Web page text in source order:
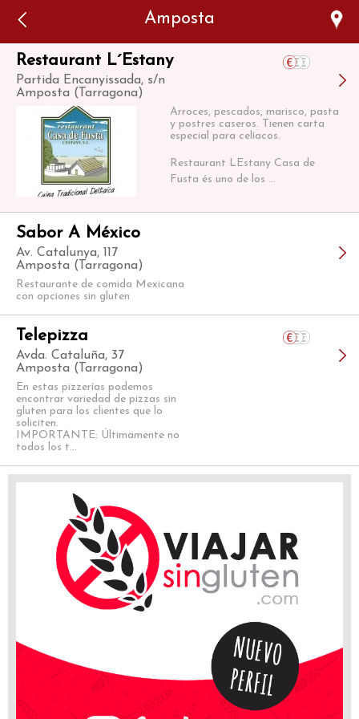
Amposta
Restaurant L´Estany
Partida Encanyissada, s/n
Amposta (Tarragona)
Arroces, pescados, marisco, pasta
y postres caseros. Tienen carta
especial para celíacos.
Restaurant LEstany Casa de
Fusta és uno de los ...
Sabor A México
Av. Catalunya, 117
Amposta (Tarragona)
Restaurante de comida Mexicana
con opciones sin gluten
Telepizza
Avda. Cataluña, 37
Amposta (Tarragona)
En estas pizzerías podemos
encontrar variedad de pizzas sin
gluten para los clientes que lo
soliciten.
IMPORTANTE: Últimamente no
todos los t...
authorized to show the cookie declaration for domain group
ID 546ddaab-b478-4440-aa8a-3b0205284212. Please add it to
the domain group in the Cookiebot Manager to authorize
the domain.